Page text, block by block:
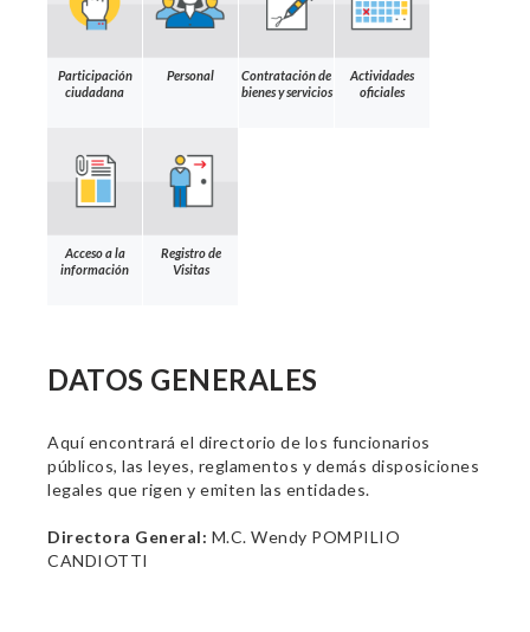
Participación
ciudadana
Personal
Contratación de
bienes y servicios
Actividades
oficiales
Acceso a la
información
Registro de
Visitas
DATOS GENERALES
Aquí encontrará el directorio de los funcionarios
públicos, las leyes, reglamentos y demás disposiciones
legales que rigen y emiten las entidades.
Directora General: M.C. Wendy POMPILIO
CANDIOTTI